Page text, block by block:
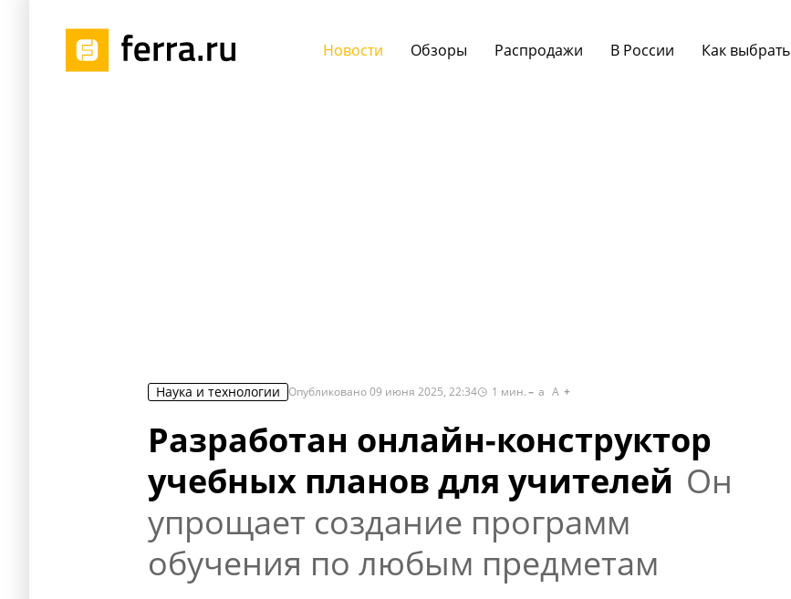
Новости Обзоры Распродажи В России Как выбрать
Наука и технологии Опубликовано09 июня 2025, 22:34 1 мин. a A
Разработан онлайн-конструктор
учебных планов для учителей Он
упрощает создание программ
обучения по любым предметам